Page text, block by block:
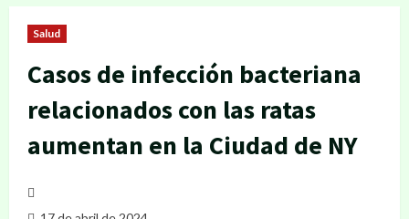
Salud
Casos de infección bacteriana
relacionados con las ratas
aumentan en la Ciudad de NY